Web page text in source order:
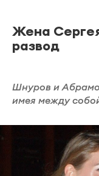
Жена
развод
Шнуров и
имея между